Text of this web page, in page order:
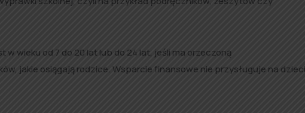
wieku od 7 do 20 lat lub do 24 lat, jeśli ma orzeczoną
jakie osiągają rodzice. Wsparcie finansowe nie przysługuje na dzieci